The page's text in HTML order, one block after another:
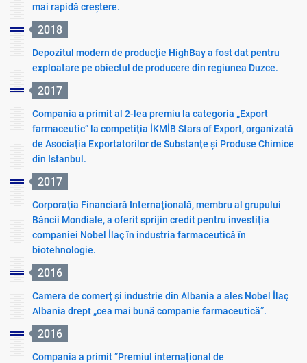
mai rapidă creștere.
2018
Depozitul modern de producție HighBay a fost dat pentru
exploatare pe obiectul de producere din regiunea Duzce.
2017
Compania a primit al 2-lea premiu la categoria „Export
farmaceutic” la competiția İKMİB Stars of Export, organizată
de Asociația Exportatorilor de Substanțe și Produse Chimice
din Istanbul.
2017
Corporația Financiară Internațională, membru al grupului
Băncii Mondiale, a oferit sprijin credit pentru investiția
companiei Nobel İlaç în industria farmaceutică în
biotehnologie.
2016
Camera de comerț și industrie din Albania a ales Nobel İlaç
Albania drept „cea mai bună companie farmaceutică”.
2016
Compania a primit ”Premiul internațional de